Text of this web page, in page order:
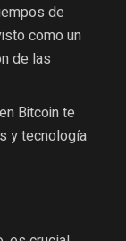
de
como un
de las
Bitcoin te
y tecnología